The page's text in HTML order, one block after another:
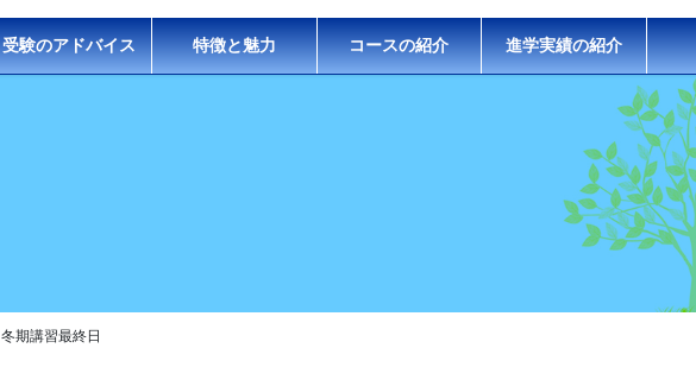
受験のアドバイス 特徴と魅力 コースの紹介 進学実績の紹介
冬期講習最終日